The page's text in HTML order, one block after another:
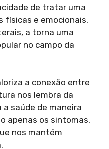
de tratar uma
físicas e emocionais,
a torna uma
no campo da
a conexão entre
nos lembra da
saúde de maneira
apenas os sintomas,
nos mantém